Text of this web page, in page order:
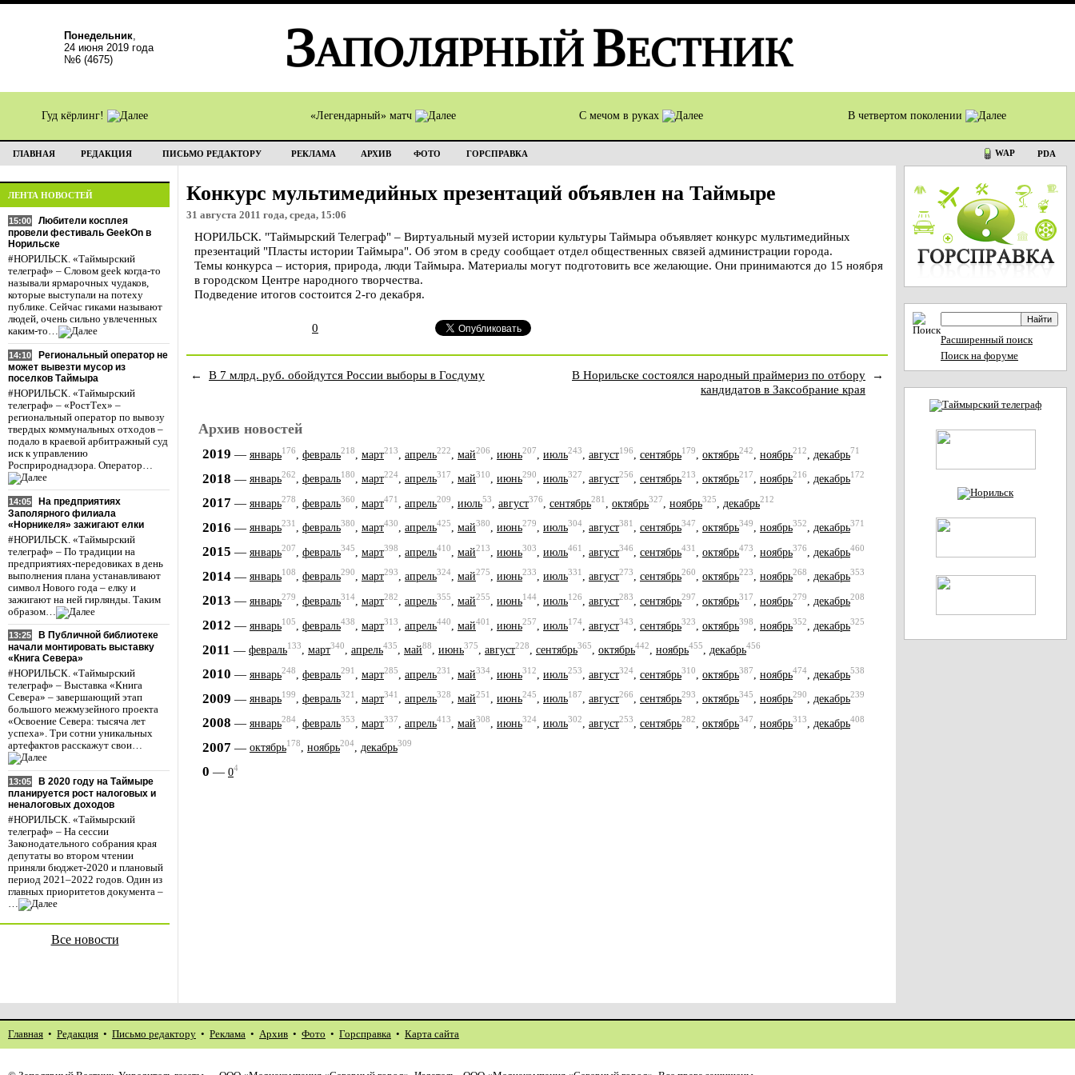
Понедельник,
24 июня 2019 года
№6 (4675)
Гуд кёрлинг! «Легендарный» матч С мечом в руках В четвертом поколении
ГЛАВНАЯ РЕДАКЦИЯ ПИСЬМО РЕДАКТОРУ РЕКЛАМА АРХИВ ФОТО ГОРСПРАВКА WAP PDA
ЛЕНТА НОВОСТЕЙ
15:00
Любители косплея
провели фестиваль GeekOn в
Норильске
#НОРИЛЬСК. «Таймырский
телеграф» – Словом geek когда-то
называли ярмарочных чудаков,
которые выступали на потеху
публике. Сейчас гиками называют
людей, очень сильно увлеченных
каким-то…
14:10
Региональный оператор не
может вывезти мусор из
поселков Таймыра
#НОРИЛЬСК. «Таймырский
телеграф» – «РостТех» –
региональный оператор по вывозу
твердых коммунальных отходов –
подало в краевой арбитражный суд
иск к управлению
Росприроднадзора. Оператор…
14:05
На предприятиях
Заполярного филиала
«Норникеля» зажигают елки
#НОРИЛЬСК. «Таймырский
телеграф» – По традиции на
предприятиях-передовиках в день
выполнения плана устанавливают
символ Нового года – елку и
зажигают на ней гирлянды. Таким
образом…
13:25
В Публичной библиотеке
начали монтировать выставку
«Книга Севера»
#НОРИЛЬСК. «Таймырский
телеграф» – Выставка «Книга
Севера» – завершающий этап
большого межмузейного проекта
«Освоение Севера: тысяча лет
успеха». Три сотни уникальных
артефактов расскажут свои…
13:05
В 2020 году на Таймыре
планируется рост налоговых и
неналоговых доходов
#НОРИЛЬСК. «Таймырский
телеграф» – На сессии
Законодательного собрания края
депутаты во втором чтении
приняли бюджет-2020 и плановый
период 2021–2022 годов. Один из
главных приоритетов документа –
…
Все новости
Конкурс мультимедийных презентаций объявлен на Таймыре
31 августа 2011 года, среда, 15:06
НОРИЛЬСК. "Таймырский Телеграф" – Виртуальный музей истории культуры Таймыра объявляет конкурс мультимедийных
презентаций "Пласты истории Таймыра". Об этом в среду сообщает отдел общественных связей администрации города.
Темы конкурса – история, природа, люди Таймыра. Материалы могут подготовить все желающие. Они принимаются до 15 ноября
в городском Центре народного творчества.
Подведение итогов состоится 2-го декабря.
0
← В 7 млрд. руб. обойдутся России выборы в Госдуму
В Норильске состоялся народный праймериз по отбору
кандидатов в Заксобрание края
→
Архив новостей
2019 — январь176 февраль218 март213 апрель222 май206 июнь207 июль243 август196 сентябрь179 октябрь242 ноябрь212 декабрь71
2018 — январь262, февраль180, март224, апрель317, май310, июнь290, июль327, август256, сентябрь213, октябрь217, ноябрь216, декабрь172
2017 — январь278 февраль360 март471 апрель209 июль53 август376 сентябрь281 октябрь327 ноябрь325 декабрь212
2016 — январь231, февраль380, март430, апрель425, май380, июнь279, июль304, август381, сентябрь347, октябрь349, ноябрь352, декабрь371
2015 — январь207 февраль345 март398 апрель410 май213 июнь303 июль461 август346 сентябрь431 октябрь473 ноябрь376 декабрь460
2014 — январь108, февраль290, март293, апрель324, май275, июнь233, июль331, август273, сентябрь260, октябрь223, ноябрь268, декабрь353
2013 — январь279 февраль314 март282 апрель355 май255 июнь144 июль126 август283 сентябрь297 октябрь317 ноябрь279 декабрь208
2012 — январь105 февраль438 март313 апрель440 май401 июнь257 июль174 август343 сентябрь323 октябрь398 ноябрь352 декабрь325
2011 — февраль133, март340, апрель435, май88, июнь375, август228, сентябрь365, октябрь442, ноябрь455, декабрь456
2010 — январь248 февраль291 март285 апрель231 май334 июнь312 июль253 август324 сентябрь310 октябрь387 ноябрь474 декабрь538
2009 — январь199, февраль321, март341, апрель328, май251, июнь245, июль187, август266, сентябрь293, октябрь345, ноябрь290, декабрь239
2008 — январь284 февраль353 март337 апрель413 май308 июнь324 июль302 август253 сентябрь282 октябрь347 ноябрь313 декабрь408
2007 — октябрь178, ноябрь204, декабрь309
0 — 04
Расширенный поиск
Поиск на форуме
Главная • Редакция • Письмо редактору • Реклама • Архив • Фото • Горсправка • Карта сайта